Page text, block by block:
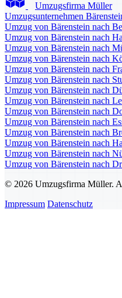
Umzugsfirma Müller
Umzugsunternehmen
Umzug von Bärenstein nach
Umzug von Bärenstein nach
Umzug von Bärenstein nach
Umzug von Bärenstein nach
Umzug von Bärenstein nach
Umzug von Bärenstein nach
Umzug von Bärenstein nach
Umzug von Bärenstein nach
Umzug von Bärenstein nach
Umzug von Bärenstein nach
Umzug von Bärenstein nach
Umzug von Bärenstein nach
Umzug von Bärenstein nach
Umzug von Bärenstein nach
© 2026 Umzugsfirma Müller.
Impressum Datenschutz